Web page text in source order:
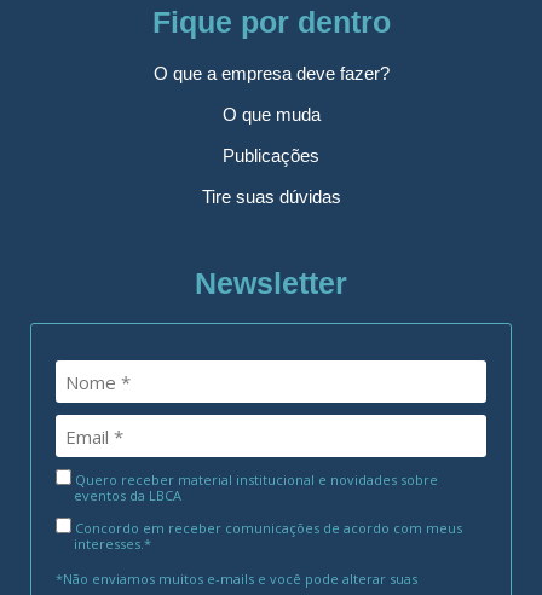
Fique por dentro
O que a empresa deve fazer?
O que muda
Publicações
Tire suas dúvidas
Newsletter
Quero receber material institucional e novidades sobre
eventos da LBCA
Concordo em receber comunicações de acordo com meus
interesses.*
*Não enviamos muitos e-mails e você pode alterar suas